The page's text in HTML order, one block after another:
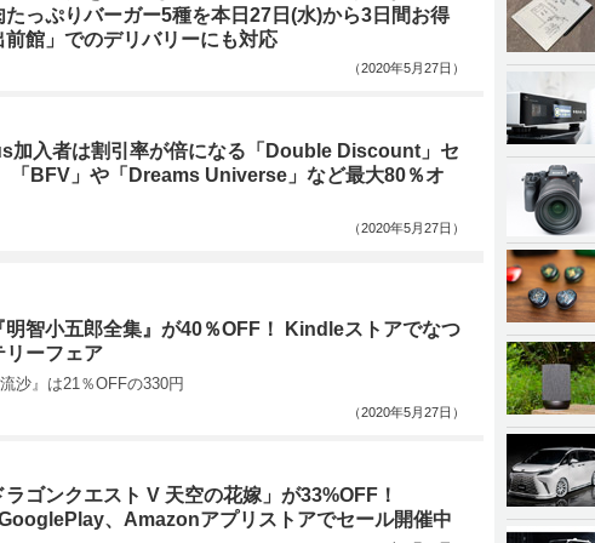
たっぷりバーガー5種を本日27日(水)から3日間お得
前館」でのデリバリーにも対応
（2020年5月27日）
加入者は割引率が倍になる「Double Discount」セ
「BFV」や「Dreams Universe」など最大80％オ
（2020年5月27日）
明智小五郎全集』が40％OFF！ Kindleストアでなつ
リーフェア
沙』は21％OFFの330円
（2020年5月27日）
ラゴンクエスト V 天空の花嫁」が33%OFF！
、Amazonアプリストアでセール開催中